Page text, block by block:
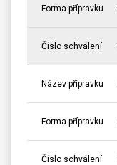
Forma přípravku
Číslo schválení
Název přípravku
Forma přípravku
Číslo schválení